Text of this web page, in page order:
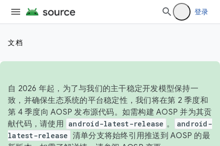
登录
文档
自 2026 年起，为了与我们的主干稳定开发模型保持一
致，并确保生态系统的平台稳定性，我们将在第 2 季度和
第 4 季度向 AOSP 发布源代码。如需构建 AOSP 并为其贡
献代码，请使用 android-latest-release 。
android-
latest-release 清单分支将始终引用推送到 AOSP 的最